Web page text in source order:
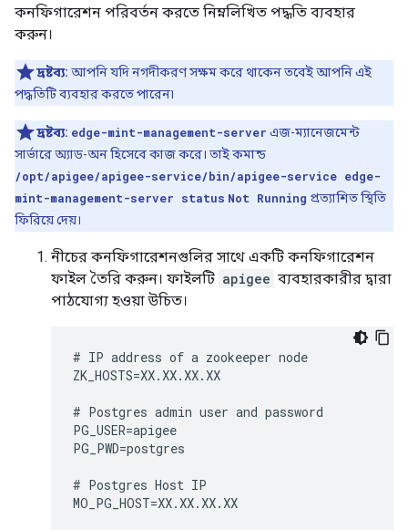
কনফিগারেশন পরিবর্তন করতে নিম্নলিখিত পদ্ধতি ব্যবহার
করুন।
দ্রষ্টব্য: আপনি যদি নগদীকরণ সক্ষম করে থাকেন তবেই আপনি এই
পদ্ধতিটি ব্যবহার করতে পারেন৷
দ্রষ্টব্য: edge-mint-management-server এজ-ম্যানেজমেন্ট
সার্ভারে অ্যাড-অন হিসেবে কাজ করে। তাই কমান্ড
/opt/apigee/apigee-service/bin/apigee-service edge-
mint-management-server status Not Running প্রত্যাশিত স্থিতি
ফিরিয়ে দেয়।
নীচের কনফিগারেশনগুলির সাথে একটি কনফিগারেশন
ফাইল তৈরি করুন। ফাইলটি apigee ব্যবহারকারীর দ্বারা
পাঠযোগ্য হওয়া উচিত।
# IP address of a zookeeper node
ZK_HOSTS=XX.XX.XX.XX
# Postgres admin user and password
PG_USER=apigee
PG_PWD=postgres
# Postgres Host IP
MO_PG_HOST=XX.XX.XX.XX